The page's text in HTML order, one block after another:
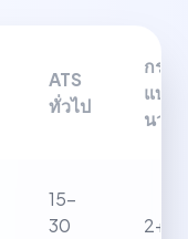
ATS
ทั่วไป
กระ
แบบ
นวล
15-
30
2+ ชั่